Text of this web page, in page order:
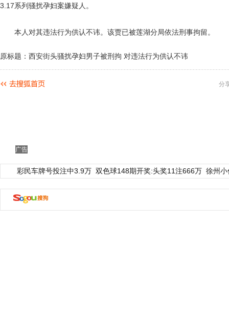
3.17系列骚扰孕妇案嫌疑人。
本人对其违法行为供认不讳。该贾已被莲湖分局依法刑事拘留。
原标题：西安街头骚扰孕妇男子被刑拘 对违法行为供认不讳
分
广告
彩民车牌号投注中3.9万 双色球148期开奖:头奖11注666万 徐州